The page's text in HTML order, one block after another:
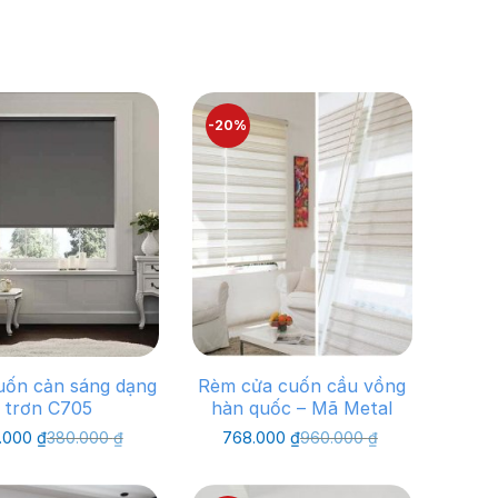
cản sáng dạng
trơn C705
380.000₫
Giá
380.000 ₫.
₫Giá
là:
-20%
Rèm cửa cuốn cầu vồng
hàn quốc – Mã Metal
960.000₫
Giá
960.000 ₫.
768.000 ₫Giá
là: